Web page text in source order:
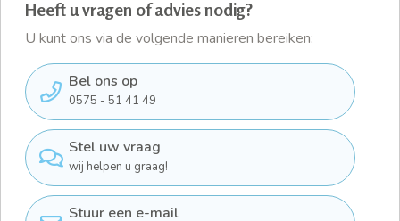
Heeft u vragen of advies nodig?
U kunt ons via de volgende manieren bereiken:
Bel ons op
0575 - 51 41 49
Stel uw vraag
wij helpen u graag!
Stuur een e-mail